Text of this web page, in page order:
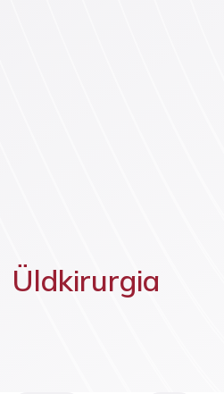
Üldkirurgia